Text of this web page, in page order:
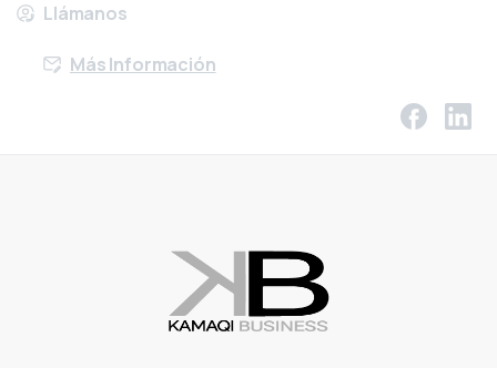
Llámanos
Más Información